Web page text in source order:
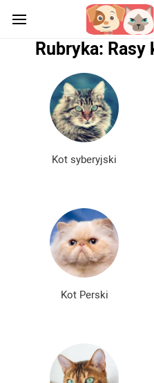
Rubryka:
Kot syberyjski
Kot Perski